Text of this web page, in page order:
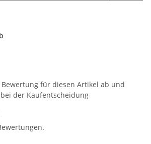
Bewertung für diesen Artikel ab und
der Kaufentscheidung